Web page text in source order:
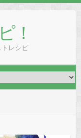
！
レシピ